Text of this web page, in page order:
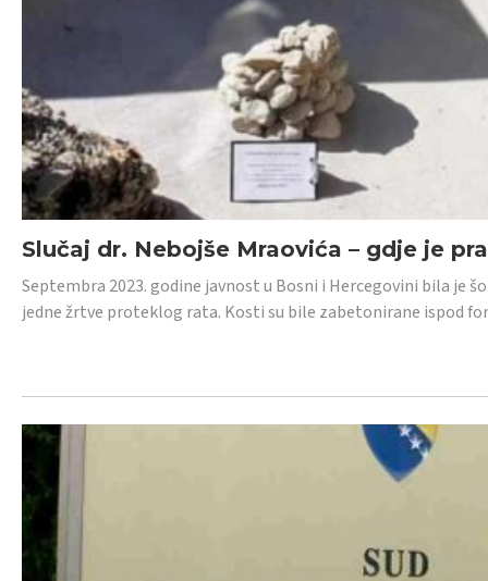
Slučaj dr. Nebojše Mraovića – gdje je
Septembra 2023. godine javnost u Bosni i Hercegovini bila je
jedne žrtve proteklog rata. Kosti su bile zabetonirane ispod